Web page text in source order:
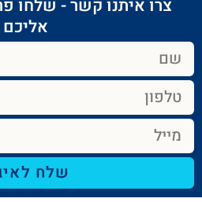
צרו איתנו קשר - שלחו
אליכם​
שלח